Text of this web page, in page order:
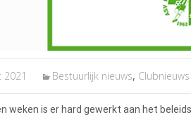
2021 Bestuurlijk nieuws, Clubnieuws
weken is er hard gewerkt aan het